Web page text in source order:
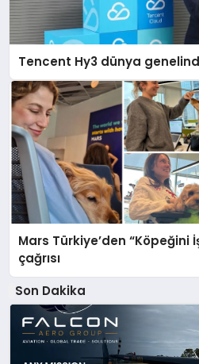
Tencent Hy3 dünya
Mars Türkiye’den “Köpeğini
çağrısı
Son Dakika